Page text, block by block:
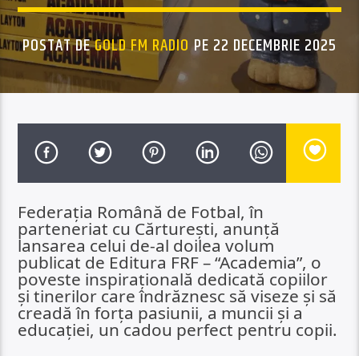
POSTAT DEGOLD FM RADIOPE 22 DECEMBRIE 2025
Federația Română de Fotbal, în
parteneriat cu Cărturești, anunță
lansarea celui de-al doilea volum
publicat de Editura FRF – “Academia”, o
poveste inspirațională dedicată copiilor
și tinerilor care îndrăznesc să viseze și să
creadă în forța pasiunii, a muncii și a
educației, un cadou perfect pentru copii.